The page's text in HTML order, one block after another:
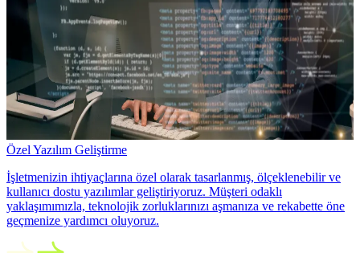
Özel Yazılım Geliştirme
İşletmenizin ihtiyaçlarına özel olarak tasarlanmış, ölçeklenebilir ve
kullanıcı dostu yazılımlar geliştiriyoruz. Müşteri odaklı
yaklaşımımızla, teknolojik zorluklarınızı aşmanıza ve rekabette öne
geçmenize yardımcı oluyoruz.